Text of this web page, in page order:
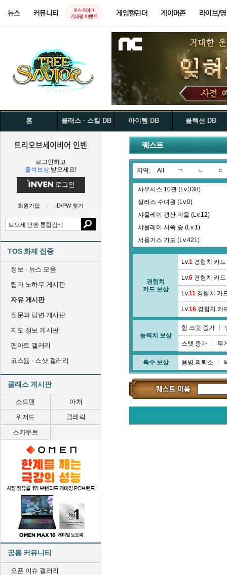
뉴스 커뮤니티
로스트아크
기대평 이벤트
게임캘린더 게이머존 라이브/
홈 클래스 · 스킬 DB 아이템 DB 콜렉션 DB
트리오브세이비어 인벤
로그인하고
출석보상 받으세요!
로그인
회원가입 ID/PW 찾기
TOS 화제 집중
정보 · 뉴스 모음
팁과 노하우 게시판
자유 게시판
질문과 답변 게시판
지도 정보 게시판
팬아트 갤러리
코스튬 · 스샷 갤러리
클래스 게시판
소드맨
아처
위저드
클레릭
스카우트
공통 커뮤니티
오픈 이슈 갤러리
퀘스트
지역: All ㄱ ㄴ ㄷ
사우시스 10관 (Lv.338)
살러스 수녀원 (Lv.0)
샤울레이 광산 마을 (Lv.12)
샤울레이 서쪽 숲 (Lv.1)
서융거스 가도 (Lv.421)
셉티니 골 (Lv.55)
수로교 지역 (Lv.89)
수정광산 2광구 2층 (Lv.106)
수정광산 레이드 (Lv.0)
스라우타스 협곡 (Lv.26)
스타리 타운 (Lv.381)
스펠토움 타운 (Lv.387)
시르드겔라 숲 (Lv.61)
경험치
카드 보상
Lv.1 경험치 카드
Lv.6 경험치 카드
Lv.11 경험치 카
Lv.16 경험치 카
능력치 보상
힘 스탯 증가
스탯 증가 무
특수 보상 용병 의뢰소